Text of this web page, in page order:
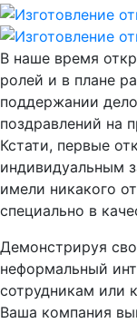
В наше время
ролей и в плане
поддержании
поздравлений на
Кстати, первые
индивидуальным
имели никакого
специально в
Демонстрируя
неформальный
сотрудникам или
Ваша компания